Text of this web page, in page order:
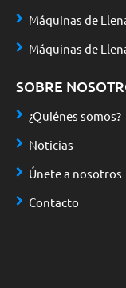
Máquinas de
Máquinas de
SOBRE
¿Quiénes somos?
Noticias
Únete a nosotros
Contacto